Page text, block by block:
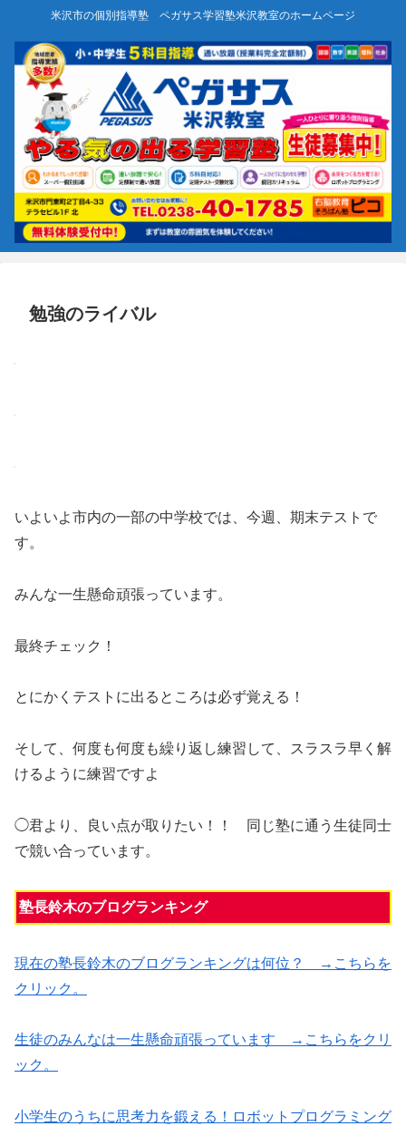
米沢市の個別指導塾 ペガサス学習塾米沢教室のホームページ
勉強のライバル
いよいよ市内の一部の中学校では、今週、期末テストで
す。
みんな一生懸命頑張っています。
最終チェック！
とにかくテストに出るところは必ず覚える！
そして、何度も何度も繰り返し練習して、スラスラ早く解
けるように練習ですよ
◯君より、良い点が取りたい！！ 同じ塾に通う生徒同士
で競い合っています。
塾長鈴木のブログランキング
現在の塾長鈴木のブログランキングは何位？ →こちらを
クリック。
生徒のみんなは一生懸命頑張っています →こちらをクリ
ック。
小学生のうちに思考力を鍛える！ロボットプログラミング